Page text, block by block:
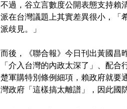
不過，谷立言數度公開表態支持賴
派在台灣議題上其實差異很小，「
派歧見。」
而後，《聯合報》今日刊出黃國昌
「介入台灣的內政太深了」、配
楚軍購特別條例細項，賴政府就要
灣政府「這樣搞太離譜」，因此國